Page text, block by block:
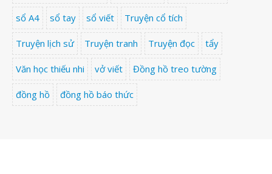
sổ A4 sổ tay sổ viết Truyện cổ tích
Truyện lịch sử Truyện tranh Truyện đọc tẩy
Văn học thiếu nhi vở viết Đồng hồ treo tường
đồng hồ đồng hồ báo thức